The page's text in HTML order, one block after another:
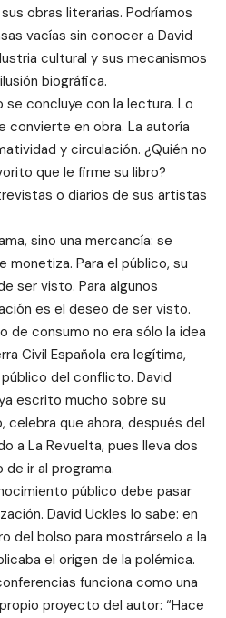
obras literarias. Podríamos
vacías sin conocer a David
cultural y sus mecanismos
biográfica.
se concluye con la lectura. Lo
convierte en obra. La autoría
y circulación. ¿Quién no
que le firme su libro?
o diarios de sus artistas
sino una mercancía: se
monetiza. Para el público, su
ser visto. Para algunos
es el deseo de ser visto.
de consumo no era sólo la idea
Civil Española era legítima,
del conflicto. David
escrito mucho sobre su
celebra que ahora, después del
a La Revuelta, pues lleva dos
de ir al programa.
público debe pasar
David Uckles lo sabe: en
del bolso para mostrárselo a la
el origen de la polémica.
funciona como una
proyecto del autor: “Hace